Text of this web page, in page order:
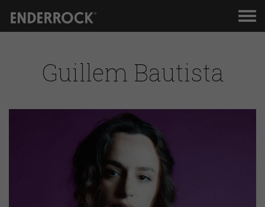
Guillem Bautista